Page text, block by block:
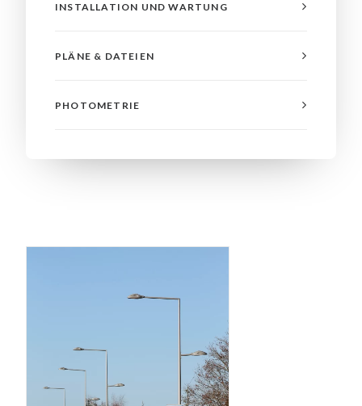
INSTALLATION UND WARTUNG
PLÄNE & DATEIEN
PHOTOMETRIE